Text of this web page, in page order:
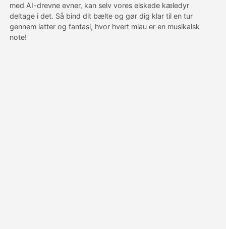
med AI-drevne evner, kan selv vores elskede kæledyr
deltage i det. Så bind dit bælte og gør dig klar til en tur
gennem latter og fantasi, hvor hvert miau er en musikalsk
note!